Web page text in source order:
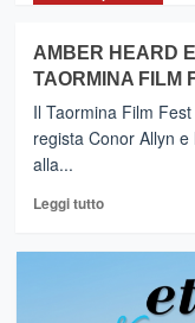
Ai
nastri
di
partenza
la
edizione
AMBER HEARD
TAORMINA FILM
Il Taormina Film
regista Conor Allyn
alla...
Leggi tuttoLeggi
AMBER
HEARD